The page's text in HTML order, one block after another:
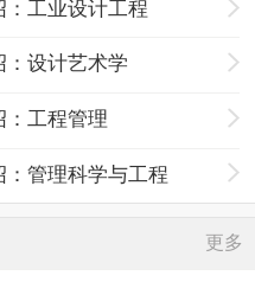
工业设计工程
：设计艺术学
：工程管理
管理科学与工程
更多